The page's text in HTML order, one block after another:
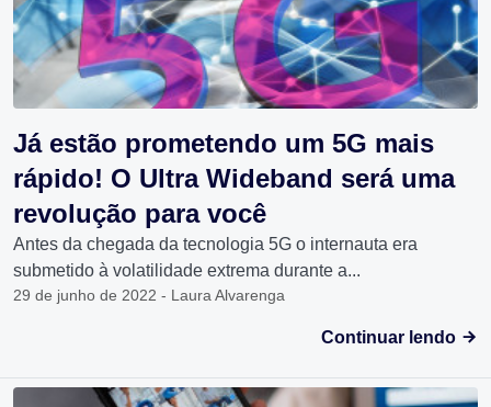
Já estão prometendo um 5G mais
rápido! O Ultra Wideband será uma
revolução para você
Antes da chegada da tecnologia 5G o internauta era
submetido à volatilidade extrema durante a...
29 de junho de 2022 - Laura Alvarenga
Continuar lendo